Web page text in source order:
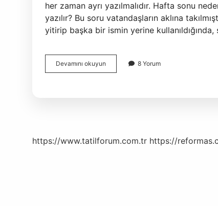
her zaman ayrı yazılmalıdır. Hafta sonu
yazılır? Bu soru vatandaşların aklına
yitirip başka bir ismin yerine
Devamını okuyun
Sonu
8 Yorum
https://www.tatilforum.com.tr https://